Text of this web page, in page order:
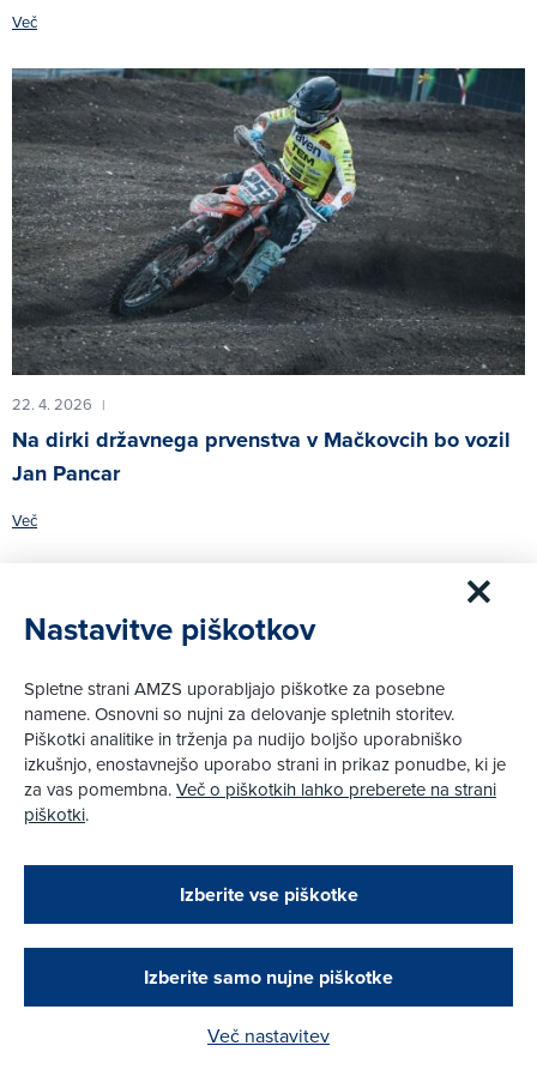
Več
22. 4. 2026 |
Na dirki državnega prvenstva v Mačkovcih bo vozil
Jan Pancar
Več
speedwayu in mini cestno hitrostnem motociklizmu
Zapri
Podarjamo vam 10 €!
Obstoječi in novi AMZS člani, ki boste v AMZS
opravili registracijo vozila, boste prejeli
vrednostno darilno kartico z dobroimetjem v višini
Kako do darila?
Nastavitve piškotkov
Spletne strani AMZS uporabljajo piškotke za posebne
namene. Osnovni so nujni za delovanje spletnih storitev.
Piškotki analitike in trženja pa nudijo boljšo uporabniško
izkušnjo, enostavnejšo uporabo strani in prikaz ponudbe, ki je
za vas pomembna.Več o piškotkih lahko preberete na strani
piškotki.
Izberite vse piškotke
Izberite samo nujne piškotke
Več nastavitev